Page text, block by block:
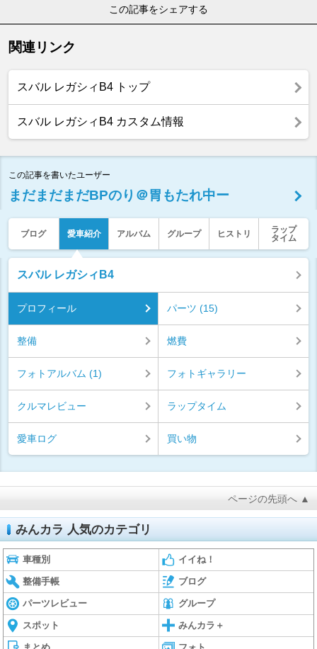
この記事をシェアする
関連リンク
スバル レガシィB4 トップ
スバル レガシィB4 カスタム情報
この記事を書いたユーザー
まだまだまだBPのり＠胃もたれ中ー
ブログ 愛車紹介 アルバム グループ ヒストリ
ラップ
タイム
スバル レガシィB4
プロフィール パーツ (15)
整備 燃費
フォトアルバム (1) フォトギャラリー
クルマレビュー ラップタイム
愛車ログ 買い物
ページの先頭へ ▲
みんカラ 人気のカテゴリ
車種別 イイね！
整備手帳 ブログ
パーツレビュー グループ
スポット みんカラ＋